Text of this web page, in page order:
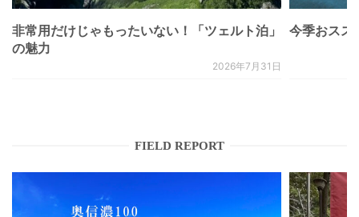
非常用だけじゃもったいない！「ツェルト泊」
の魅力
2026年7月31日
今季おスス
FIELD REPORT